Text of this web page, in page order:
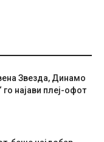
Звезда, Динамо
го најави плеј-офот